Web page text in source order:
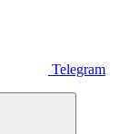
Telegram